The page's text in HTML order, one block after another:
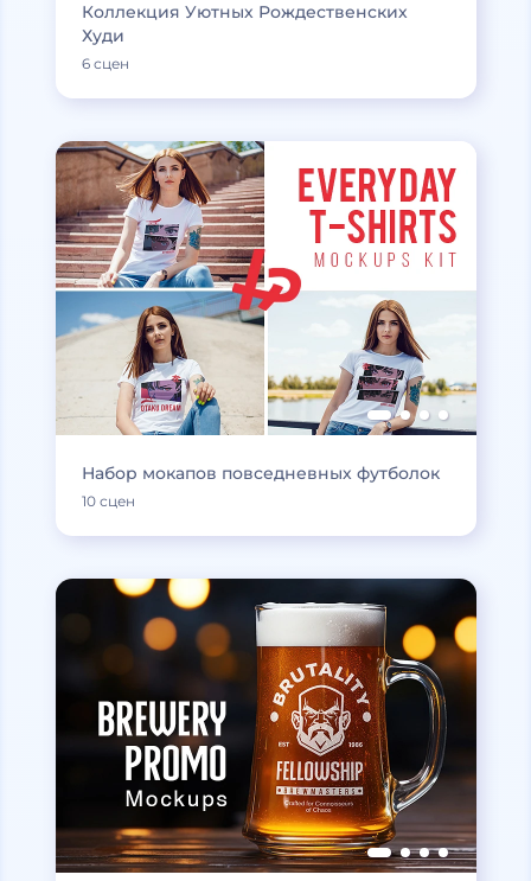
Коллекция Уютных Рождественских
Худи
6 сцен
Набор мокапов повседневных футболок
10 сцен